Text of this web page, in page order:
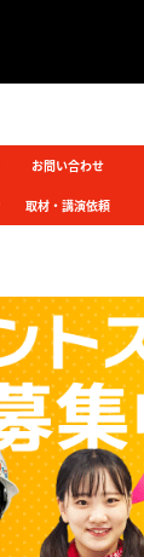
お問い合わせ
取材・講演依頼